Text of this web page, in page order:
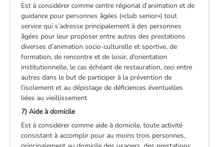
Est à considérer comme centre régional d’animation et de
guidance pour personnes âgées («club senior») tout
service qui s’adresse principalement à des personnes
âgées pour leur proposer entre autres des prestations
diverses d’animation socio-culturelle et sportive, de
formation, de rencontre et de loisir, d’orientation
institutionnelle, le cas échéant de restauration, ceci entre
autres dans le but de participer à la prévention de
l’isolement et au dépistage de déficiences éventuelles
liées au vieillissement
7) Aide à domicile
Est à considérer comme aide à domicile, toute activité
consistant à accomplir pour au moins trois personnes,